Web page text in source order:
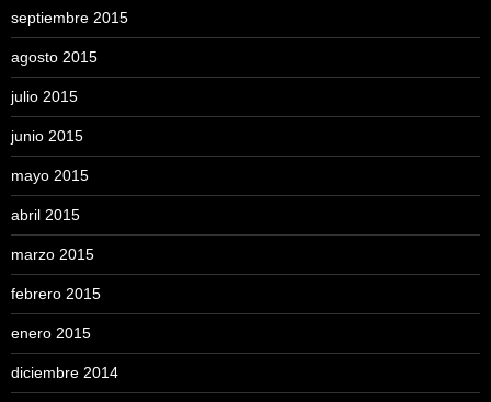
septiembre 2015
agosto 2015
julio 2015
junio 2015
mayo 2015
abril 2015
marzo 2015
febrero 2015
enero 2015
diciembre 2014